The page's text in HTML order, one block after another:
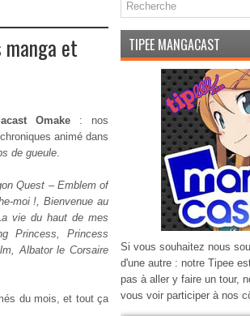
manga et
Omake : nos
animé dans
de gueule.
Quest – Emblem of
moi !, Bienvenue au
vie du haut de mes
Princess, Princess
Albator le Corsaire
du mois, et tout ça
TIPEE MANGACAST
Si vous souhaitez nous
d'une autre : notre Tipee
pas à aller y faire un tour,
vous voir participer à nos